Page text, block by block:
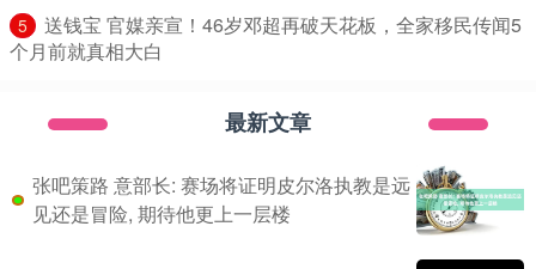
5
​送钱宝 官媒亲宣！46岁邓超再破天花板，全家移民传闻5
个月前就真相大白
最新文章
张吧策路 意部长: 赛场将证明皮尔洛执教是远
见还是冒险, 期待他更上一层楼